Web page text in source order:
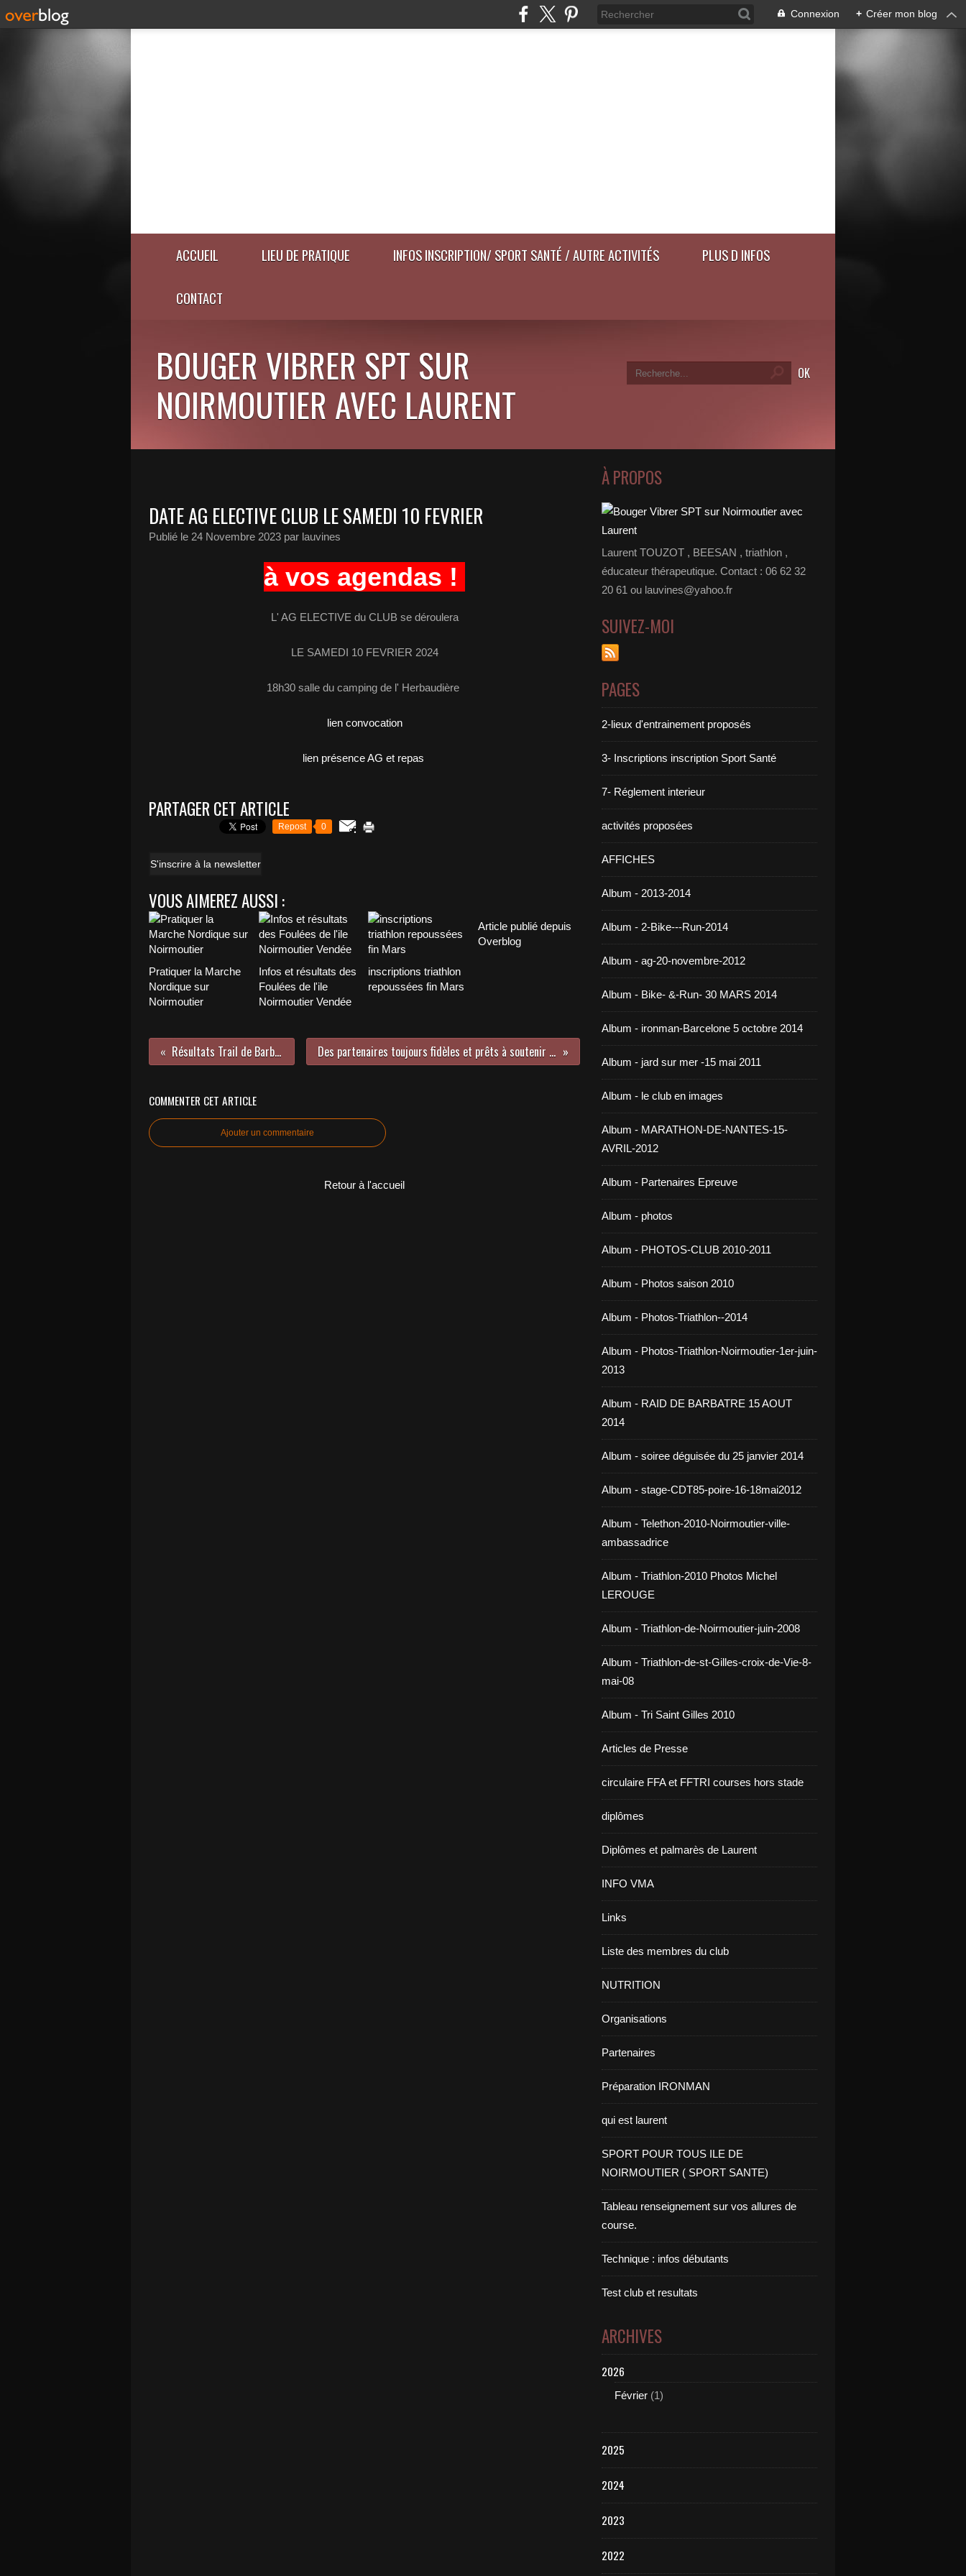
Connexion + Créer mon blog
ACCUEIL LIEU DE PRATIQUE INFOS INSCRIPTION/ SPORT SANTÉ / AUTRE ACTIVITÉS PLUS D INFOS
CONTACT
BOUGER VIBRER SPT SUR
NOIRMOUTIER AVEC LAURENT
DATE AG ELECTIVE CLUB LE SAMEDI 10 FEVRIER
Publié le 24 Novembre 2023 par lauvines
à vos agendas !
L' AG ELECTIVE du CLUB se déroulera
LE SAMEDI 10 FEVRIER 2024
18h30 salle du camping de l' Herbaudière
lien convocation
lien présence AG et repas
PARTAGER CET ARTICLE
Repost 0
S'inscrire à la newsletter
VOUS AIMEREZ AUSSI :
Pratiquer la Marche
Nordique sur
Noirmoutier
Infos et résultats des
Foulées de l'ile
Noirmoutier Vendée
inscriptions triathlon
repoussées fin Mars
Article publié depuis
Overblog
Résultats Trail de Barbâtre 2023 Des partenaires toujours fidèles et prêts à soutenir les projets du club
COMMENTER CET ARTICLE
Ajouter un commentaire
Retour à l'accueil
À PROPOS
Laurent TOUZOT , BEESAN , triathlon ,
éducateur thérapeutique. Contact : 06 62 32
20 61 ou lauvines@yahoo.fr
SUIVEZ-MOI
PAGES
2-lieux d'entrainement proposés
3- Inscriptions inscription Sport Santé
7- Réglement interieur
activités proposées
AFFICHES
Album - 2013-2014
Album - 2-Bike---Run-2014
Album - ag-20-novembre-2012
Album - Bike- &-Run- 30 MARS 2014
Album - ironman-Barcelone 5 octobre 2014
Album - jard sur mer -15 mai 2011
Album - le club en images
Album - MARATHON-DE-NANTES-15-
AVRIL-2012
Album - Partenaires Epreuve
Album - photos
Album - PHOTOS-CLUB 2010-2011
Album - Photos saison 2010
Album - Photos-Triathlon--2014
Album - Photos-Triathlon-Noirmoutier-1er-juin-
2013
Album - RAID DE BARBATRE 15 AOUT
2014
Album - soiree déguisée du 25 janvier 2014
Album - stage-CDT85-poire-16-18mai2012
Album - Telethon-2010-Noirmoutier-ville-
ambassadrice
Album - Triathlon-2010 Photos Michel
LEROUGE
Album - Triathlon-de-Noirmoutier-juin-2008
Album - Triathlon-de-st-Gilles-croix-de-Vie-8-
mai-08
Album - Tri Saint Gilles 2010
Articles de Presse
circulaire FFA et FFTRI courses hors stade
diplômes
Diplômes et palmarès de Laurent
INFO VMA
Links
Liste des membres du club
NUTRITION
Organisations
Partenaires
Préparation IRONMAN
qui est laurent
SPORT POUR TOUS ILE DE
NOIRMOUTIER ( SPORT SANTE)
Tableau renseignement sur vos allures de
course.
Technique : infos débutants
Test club et resultats
ARCHIVES
2026
Février (1)
2025
2024
2023
2022